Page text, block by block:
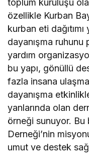
toplum kuruluşu
özellikle Kurban
kurban eti
dayanışma
yardım
bu yapı, gönüllü
fazla insana
dayanışma
yanlarında olan
örneği sunuyor. Bu
Derneği’nin
umut ve destek